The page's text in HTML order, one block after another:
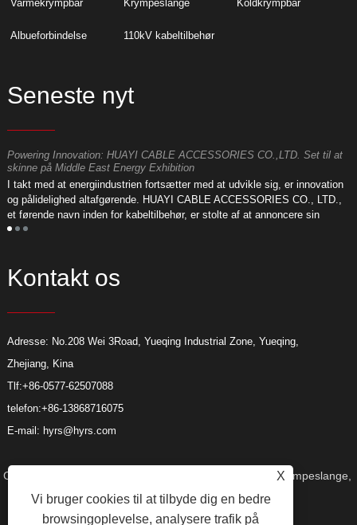
Varmekrympbar Krympeslange Koldkrympbar
Albueforbindelse 110kV kabeltilbehør
Seneste nyt
Powering Innovation: HUAYI CABLE ACCESSORIES CO.,LTD. Set til at
skinne på Middle East Energy Exhibition
I takt med at energiindustrien fortsætter med at udvikle sig, er innovation
og pålidelighed altafgørende. HUAYI CABLE ACCESSORIES CO., LTD.,
et førende navn inden for kabeltilbehør, er stolte af at annoncere sin
deltagelse i den kommende Middle East Energy Exhibition.
Kontakt os
Adresse: No.208 Wei 3Road, Yueqing Industrial Zone, Yueqing,
Zhejiang, Kina
Tlf:+86-0577-62507088
telefon:+86-13868716075
E-mail: hyrs@hyrs.com
Copyright © 2022 Huayi Cable Accessories Co., Ltd. - Krympeslange,
X
Vi bruger cookies til at tilbyde dig en bedre
browsingoplevelse, analysere trafik på